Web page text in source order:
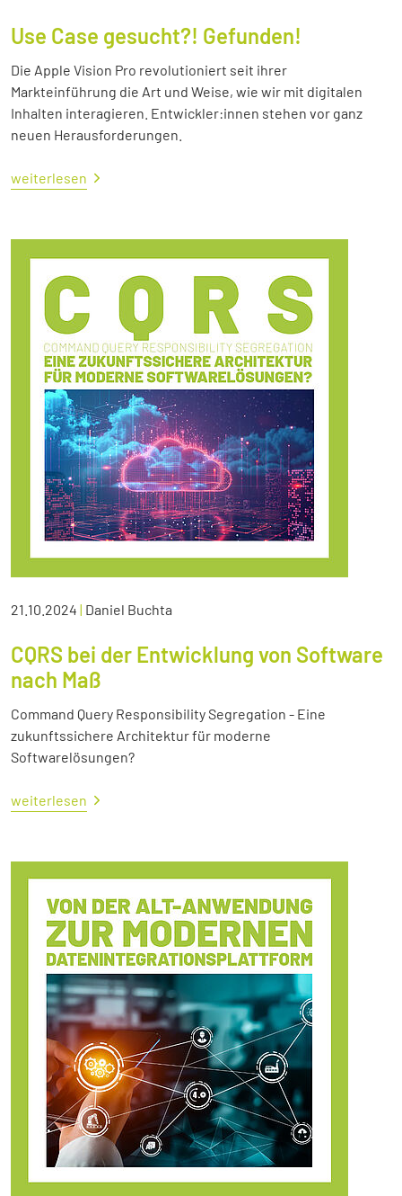
Use Case gesucht?! Gefunden!
Die Apple Vision Pro revolutioniert seit ihrer
Markteinführung die Art und Weise, wie wir mit digitalen
Inhalten interagieren. Entwickler:innen stehen vor ganz
neuen Herausforderungen.
weiterlesen
21.10.2024 | Daniel Buchta
CQRS bei der Entwicklung von Software
nach Maß
Command Query Responsibility Segregation - Eine
zukunftssichere Architektur für moderne
Softwarelösungen?
weiterlesen